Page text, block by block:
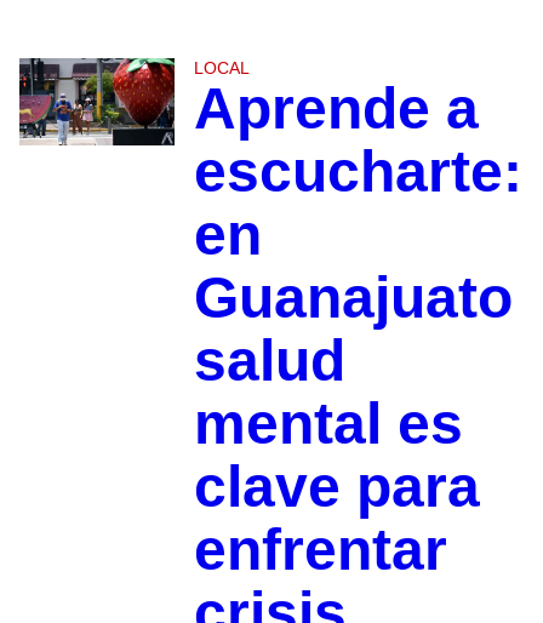
LOCAL
Aprende a
escucharte:
en
Guanajuato
salud
mental es
clave para
enfrentar